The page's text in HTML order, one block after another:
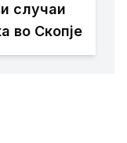
случаи
во Скопје